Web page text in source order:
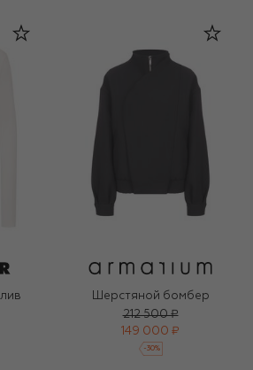
Шерстяной бомбер
212 500 ₽
149 000 ₽
-30%